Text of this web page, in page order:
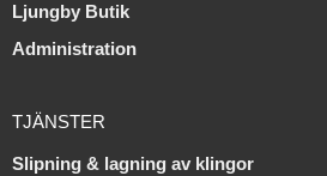
Ljungby Butik
Administration
TJÄNSTER
Slipning & lagning av klingor